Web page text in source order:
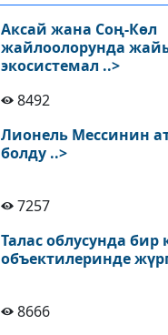
Аксай жана Соң-Көл
жайлоолорунда
экосистемал ..>
8492
Лионель Мессинин
болду ..>
7257
Талас облусунда бир
объектилеринде
8666